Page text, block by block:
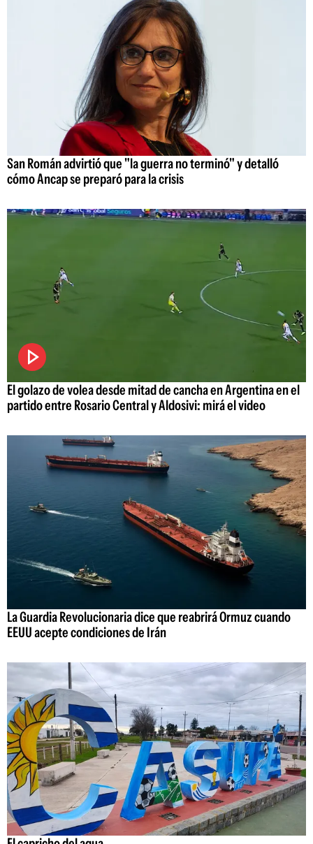
San Román advirtió que "la guerra no terminó" y detalló
cómo Ancap se preparó para la crisis
El golazo de volea desde mitad de cancha en Argentina en el
partido entre Rosario Central y Aldosivi: mirá el video
La Guardia Revolucionaria dice que reabrirá Ormuz cuando
EEUU acepte condiciones de Irán